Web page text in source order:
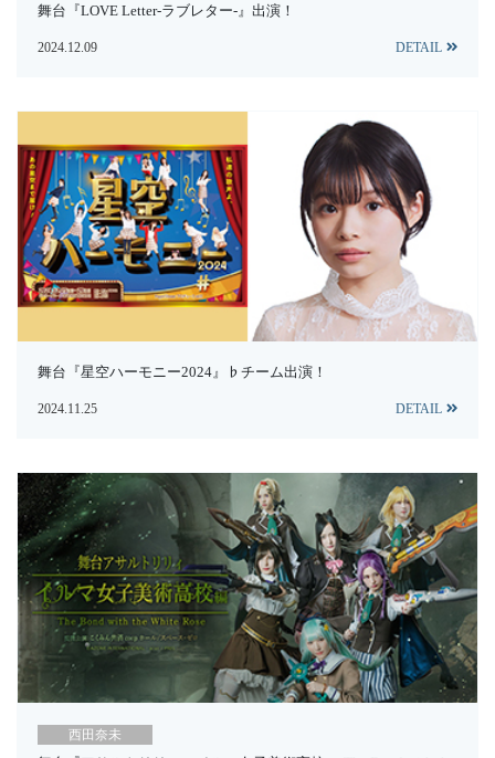
舞台『LOVE Letter-ラブレター-』出演！
2024.12.09 DETAIL
舞台『星空ハーモニー2024』♭チーム出演！
2024.11.25 DETAIL
西田奈未